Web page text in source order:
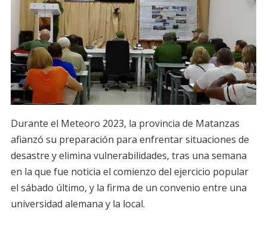
Durante el Meteoro 2023, la provincia de Matanzas
afianzó su preparación para enfrentar situaciones de
desastre y elimina vulnerabilidades, tras una semana
en la que fue noticia el comienzo del ejercicio popular
el sábado último, y la firma de un convenio entre una
universidad alemana y la local.